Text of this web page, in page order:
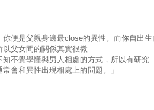
便是父親身邊最close的異性。而你自出生
父女間的關係其實很微
不覺學懂與男人相處的方式，所以有研究
會和異性出現相處上的問題。」